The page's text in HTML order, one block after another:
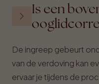
Is een
De ingreep gebeurt
van de verdoving kan
ervaar je tijdens de